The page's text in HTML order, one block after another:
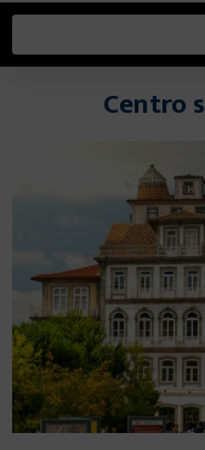
Centro